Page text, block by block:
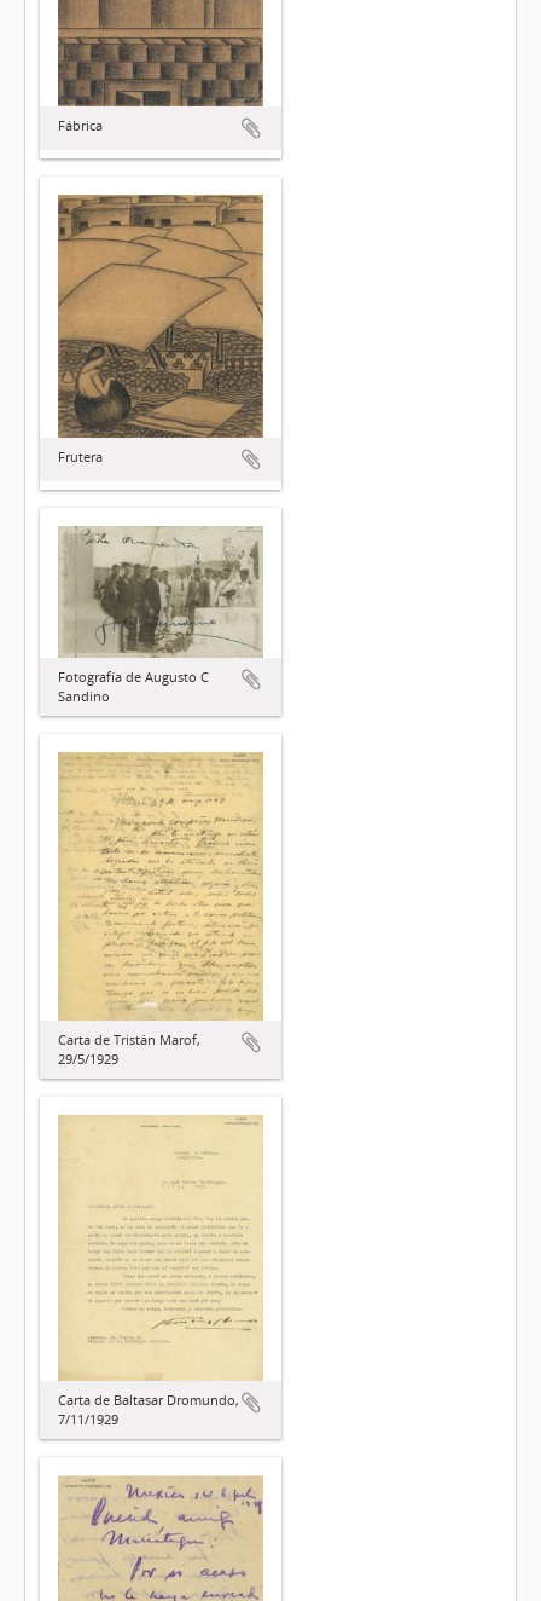
Fábrica
Frutera
Fotografía de Augusto C
Sandino
Carta de Tristán Marof,
29/5/1929
Carta de Baltasar Dromundo,
7/11/1929